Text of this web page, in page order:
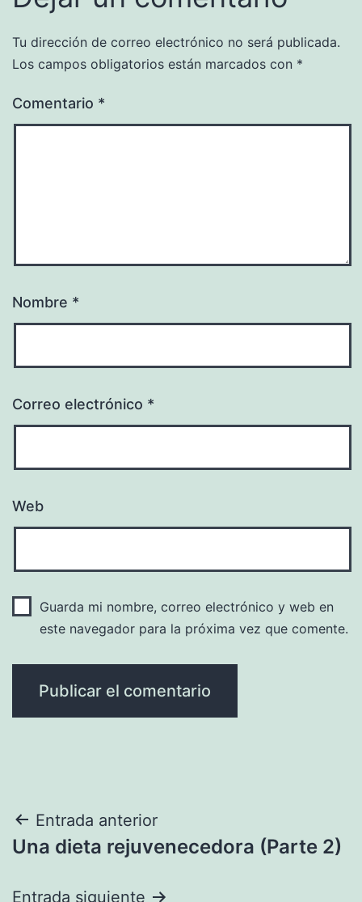
Tu dirección de correo electrónico no será publicada.
Los campos obligatorios están marcados con *
Comentario *
Nombre *
Correo electrónico *
Web
Guarda mi nombre, correo electrónico y web en
este navegador para la próxima vez que comente.
Navegación
de
Entrada anterior
Una dieta rejuvenecedora (Parte 2)
Entrada siguiente